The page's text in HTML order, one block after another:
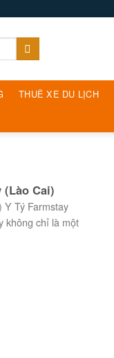
THUÊ XE DU LỊCH
(Lào Cai)
Y Tý Farmstay
không chỉ là một